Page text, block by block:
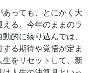
っても、とにかく大
る。今年のままのラ
的に繰り込んでは、
る期待や覚悟が定ま
をリセットして、新